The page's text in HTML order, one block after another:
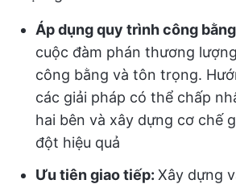
Áp dụng quy trình công bằng
cuộc đàm phán thương
công bằng và tôn trọng.
các giải pháp có thể chấp
hai bên và xây dựng cơ chế
đột hiệu quả
Ưu tiên giao tiếp: Xây dựng